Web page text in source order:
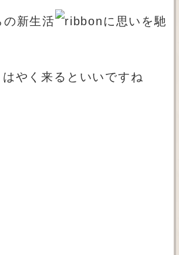
の新生活
に思いを馳
はやく来るといいですね